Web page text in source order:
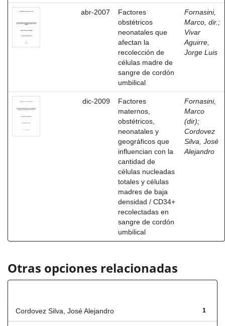
abr-2007
Factores
obstétricos
neonatales que
afectan la
recolección de
células madre de
sangre de cordón
umbilical
Fornasini,
Marco, dir. ;
Vivar
Aguirre,
Jorge Luis
dic-2009
Factores
maternos,
obstétricos,
neonatales y
geográficos que
influencian con la
cantidad de
células nucleadas
totales y células
madres de baja
densidad / CD34+
recolectadas en
sangre de cordón
umbilical
Fornasini,
Marco
(dir);
Cordovez
Silva, José
Alejandro
Otras opciones relacionadas
1
Cordovez Silva, José Alejandro